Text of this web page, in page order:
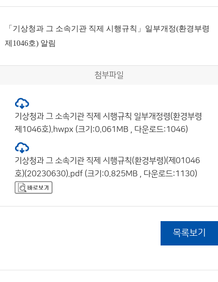
「기상청과 그 소속기관 직제 시행규칙」일부개정(환경부령
제1046호) 알림
첨부파일
기상청과 그 소속기관 직제 시행규칙 일부개정령(환경부령
제1046호).hwpx (크기:0.061MB , 다운로드:1046)
기상청과 그 소속기관 직제 시행규칙(환경부령)(제01046
호)(20230630).pdf (크기:0.825MB , 다운로드:1130)
목록보기